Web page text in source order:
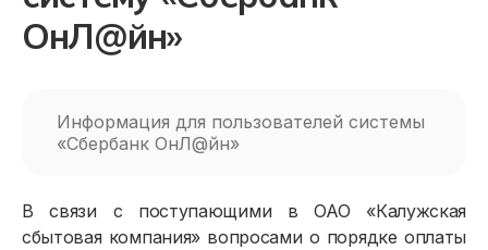
ОнЛ@йн»
Информация для пользователей системы
«Сбербанк ОнЛ@йн»
В связи с поступающими в ОАО «Калужская
сбытовая компания» вопросами о порядке оплаты